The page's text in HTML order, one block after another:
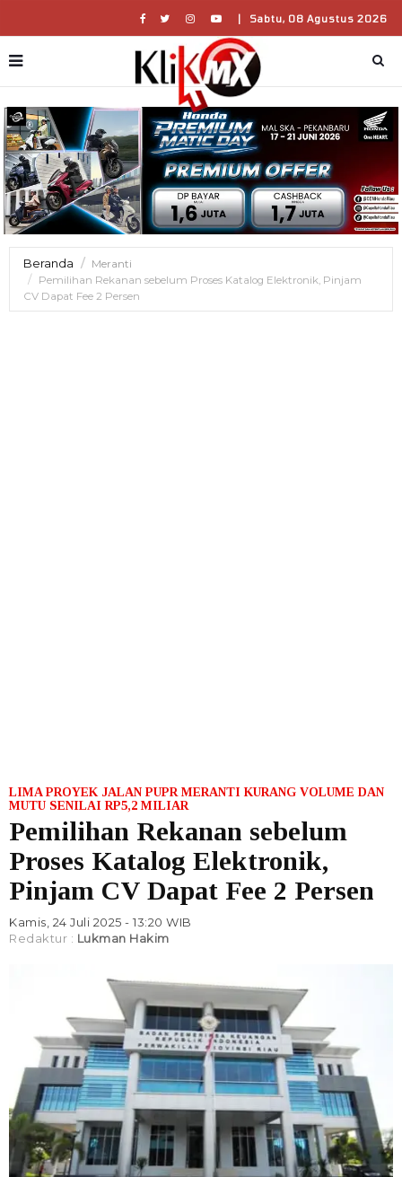
| Sabtu, 08 Agustus 2026
Beranda
Meranti
Pemilihan Rekanan sebelum Proses Katalog Elektronik, Pinjam
CV Dapat Fee 2 Persen
LIMA PROYEK JALAN PUPR MERANTI KURANG VOLUME DAN
MUTU SENILAI RP5,2 MILIAR
Pemilihan Rekanan sebelum
Proses Katalog Elektronik,
Pinjam CV Dapat Fee 2 Persen
Kamis, 24 Juli 2025 - 13:20 WIB
Redaktur : Lukman Hakim